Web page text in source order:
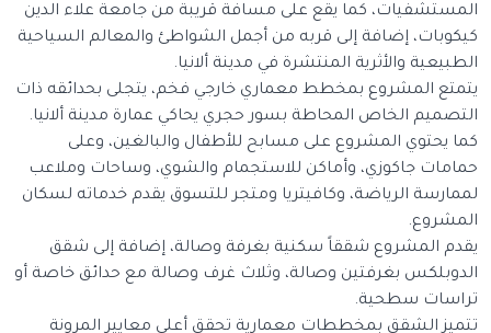
المستشفيات، كما يقع على مسافة قريبة من جامعة علاء الدين
كيكوبات، إضافة إلى قربه من أجمل الشواطئ والمعالم السياحية
الطبيعية والأثرية المنتشرة في مدينة ألانيا.
يتمتع المشروع بمخطط معماري خارجي فخم، يتجلى بحدائقه ذات
التصميم الخاص المحاطة بسور حجري يحاكي عمارة مدينة ألانيا.
كما يحتوي المشروع على مسابح للأطفال والبالغين، وعلى
حمامات جاكوزي، وأماكن للاستجمام والشوي، وساحات وملاعب
لممارسة الرياضة، وكافيتريا ومتجر للتسوق يقدم خدماته لسكان
المشروع.
يقدم المشروع شققاً سكنية بغرفة وصالة، إضافة إلى شقق
الدوبلكس بغرفتين وصالة، وثلاث غرف وصالة مع حدائق خاصة أو
تراسات سطحية.
تتميز الشقق بمخططات معمارية تحقق أعلى معايير المرونة